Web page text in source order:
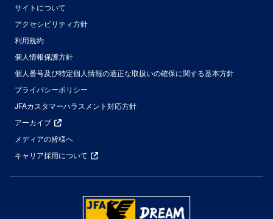
サイトについて
アクセシビリティ方針
利用規約
個人情報保護方針
個人番号及び特定個人情報の適正な取扱いの確保に関する基本方針
プライバシーポリシー
JFAカスタマーハラスメント対応方針
アーカイブ
メディアの皆様へ
キャリア採用について